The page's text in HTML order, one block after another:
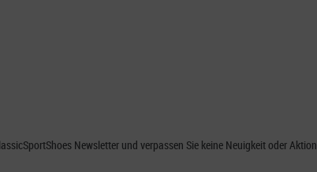
Newsletter und verpassen Sie keine Neuigkeit oder Aktion